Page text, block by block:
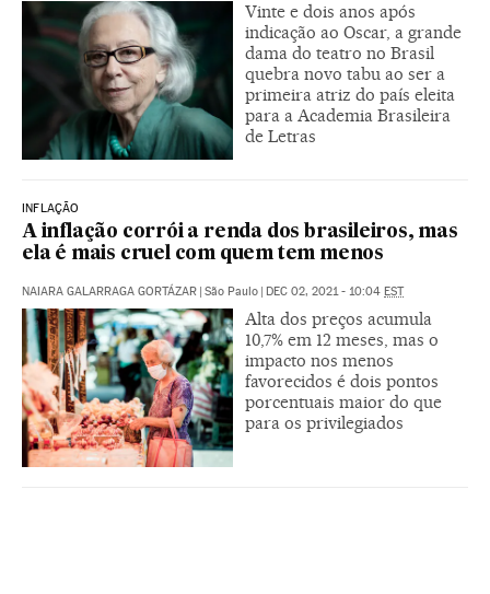
Vinte e dois anos após
indicação ao Oscar, a grande
dama do teatro no Brasil
quebra novo tabu ao ser a
primeira atriz do país eleita
para a Academia Brasileira
de Letras
INFLAÇÃO
A inflação corrói a renda dos brasileiros, mas
ela é mais cruel com quem tem menos
NAIARA GALARRAGA GORTÁZAR | São Paulo | DEC 02, 2021 - 10:04 EST
Alta dos preços acumula
10,7% em 12 meses, mas o
impacto nos menos
favorecidos é dois pontos
porcentuais maior do que
para os privilegiados